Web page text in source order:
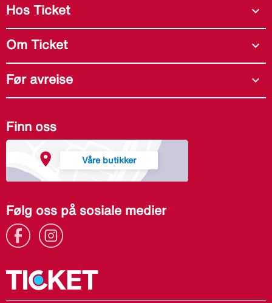
Hos Ticket expand_more
Om Ticket expand_more
Før avreise expand_more
Finn oss
Våre butikker
Følg oss på sosiale medier